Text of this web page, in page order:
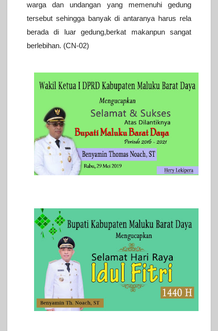
warga dan undangan yang memenuhi gedung
tersebut sehingga banyak di antaranya harus rela
berada di luar gedung,berkat makanpun sangat
berlebihan. (CN-02)